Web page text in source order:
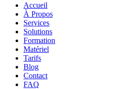
Accueil
À Propos
Services
Solutions
Formation
Matériel
Tarifs
Blog
Contact
FAQ